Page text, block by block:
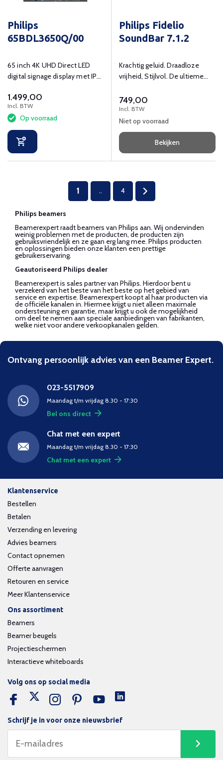
Philips
65BDL3650Q/00
65 inch 4K UHD Direct LED
digital signage display met IPS
operationeel.
1.499,00
Incl. BTW
Op voorraad
Philips Fidelio
SoundBar 7.1.2
Krachtig geluid. Draadloze
vrijheid, Stijlvol. De ultieme
749,00
Incl. BTW
Niet op voorraad
Bekijken
1 .. 4
Philips beamers
Beamerexpert raadt beamers van Philips aan. Wij ondervinden
weinig problemen met de producten, de producten zijn
gebruiksvriendelijk en ze gaan erg lang mee. Philips producten
en oplossingen bieden onze klanten een prettige
gebruikerservaring.
Geautoriseerd Philips dealer
Beamerexpert is sales partner van Philips. Hierdoor bent u
verzekerd van het beste van het beste op het gebied van
service en expertise. Beamerexpert koopt al haar producten via
de officiële kanalen in. Hiermee krijgt u niet alleen maximale
ondersteuning en garantie, maar krijgt u ook de mogelijkheid
om deel te nemen aan speciale aanbiedingen van fabrikanten,
welke niet voor andere verkoopkanalen gelden.
Ontvang persoonlijk advies van een Beamer Expert.
023-5517909
Maandag t/m vrijdag 8.30 - 17:30
Bel ons direct
Chat met een expert
Maandag t/m vrijdag 8.30 - 17:30
Chat met een expert
Klantenservice
Bestellen
Betalen
Verzending en levering
Advies beamers
Contact opnemen
Offerte aanvragen
Retouren en service
Meer Klantenservice
Ons assortiment
Beamers
Beamer beugels
Projectieschermen
Interactieve whiteboards
Schrijf je in voor onze nieuwsbrief
Volg ons op social media